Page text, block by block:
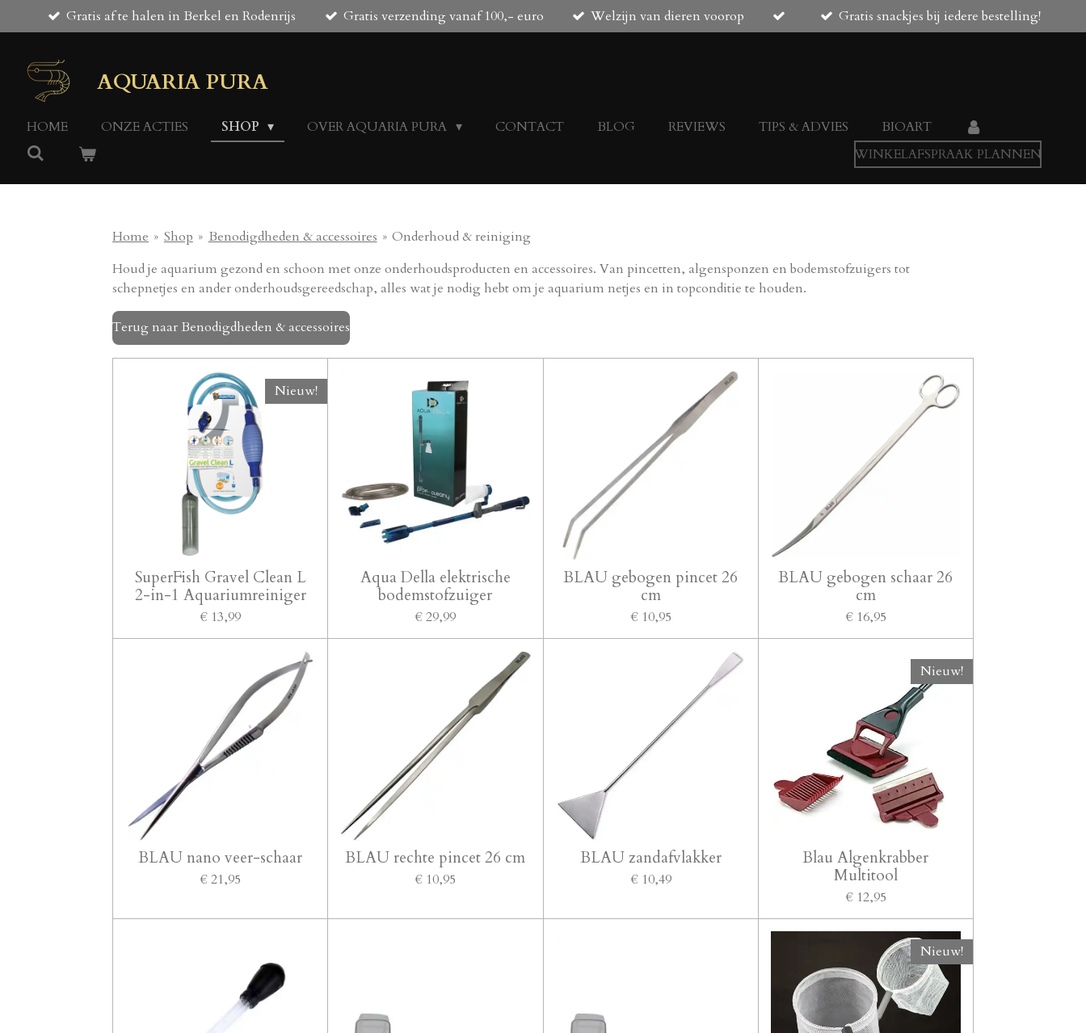
direct
hoofdinhoud
Gratis af te halen in Berkel en Rodenrijs Gratis verzending vanaf 100,- euro Welzijn van dieren voorop Gratis snackjes bij iedere bestelling!
AQUARIA PURA
HOME ONZE ACTIES SHOP OVER AQUARIA PURA CONTACT BLOG REVIEWS TIPS & ADVIES
BIOART
WINKELAFSPRAAK PLANNEN
Home » Shop » Benodigdheden & accessoires » Onderhoud & reiniging
Houd je aquarium gezond en schoon met onze onderhoudsproducten en accessoires. Van pincetten, algensponzen en bodemstofzuigers tot
schepnetjes en ander onderhoudsgereedschap, alles wat je nodig hebt om je aquarium netjes en in topconditie te houden.
Terug naar Benodigdheden & accessoires
Nieuw!
SuperFish Gravel Clean L
2-in-1 Aquariumreiniger
€ 13,99
Aqua Della elektrische
bodemstofzuiger
€ 29,99
BLAU gebogen pincet 26
cm
€ 10,95
BLAU gebogen schaar 26
cm
€ 16,95
BLAU nano veer-schaar
€ 21,95
BLAU rechte pincet 26 cm
€ 10,95
BLAU zandafvlakker
€ 10,49
Nieuw!
Blau Algenkrabber
Multitool
€ 12,95
Nieuw!